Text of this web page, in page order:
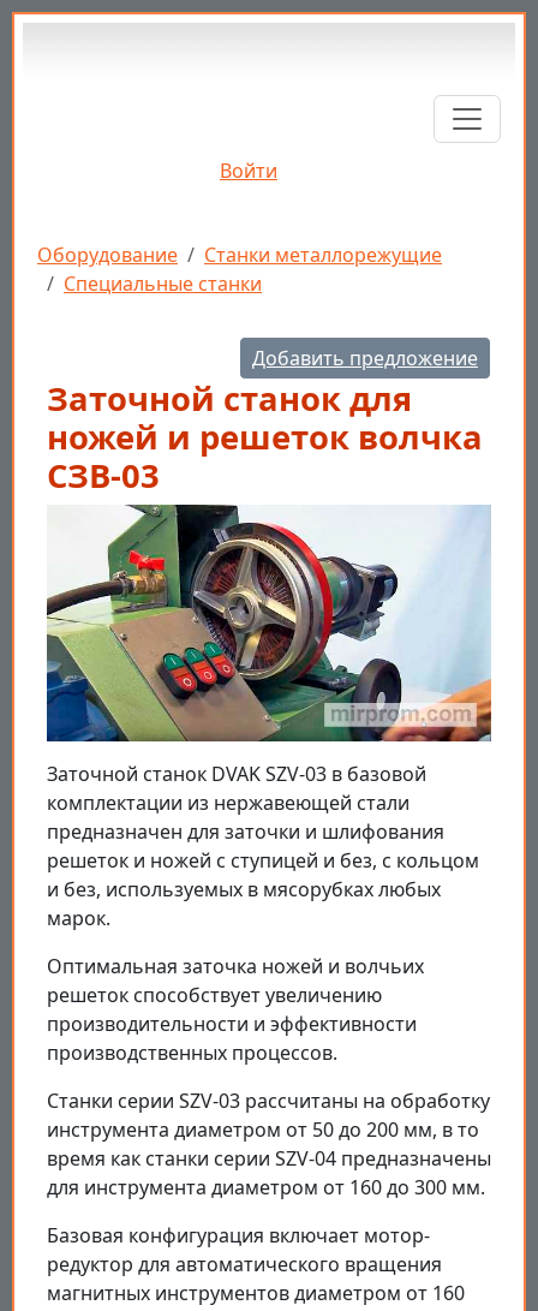
Перейти к основному содержанию
Войти
Строка навигации
Оборудование
Станки металлорежущие
Специальные станки
Добавить предложение
Заточной станок для
ножей и решеток волчка
СЗВ-03
Заточной станок DVAK SZV-03 в базовой
комплектации из нержавеющей стали
предназначен для заточки и шлифования
решеток и ножей с ступицей и без, с кольцом
и без, используемых в мясорубках любых
марок.
Оптимальная заточка ножей и волчьих
решеток способствует увеличению
производительности и эффективности
производственных процессов.
Станки серии SZV-03 рассчитаны на обработку
инструмента диаметром от 50 до 200 мм, в то
время как станки серии SZV-04 предназначены
для инструмента диаметром от 160 до 300 мм.
Базовая конфигурация включает мотор-
редуктор для автоматического вращения
магнитных инструментов диаметром от 160